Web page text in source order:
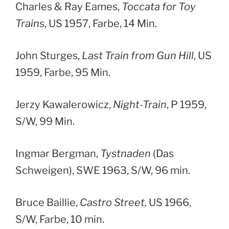
Charles & Ray Eames, Toccata for Toy
Trains, US 1957, Farbe, 14 Min.
John Sturges, Last Train from Gun Hill, US
1959, Farbe, 95 Min.
Jerzy Kawalerowicz, Night-Train, P 1959,
S/W, 99 Min.
Ingmar Bergman, Tystnaden (Das
Schweigen), SWE 1963, S/W, 96 min.
Bruce Baillie, Castro Street, US 1966,
S/W, Farbe, 10 min.